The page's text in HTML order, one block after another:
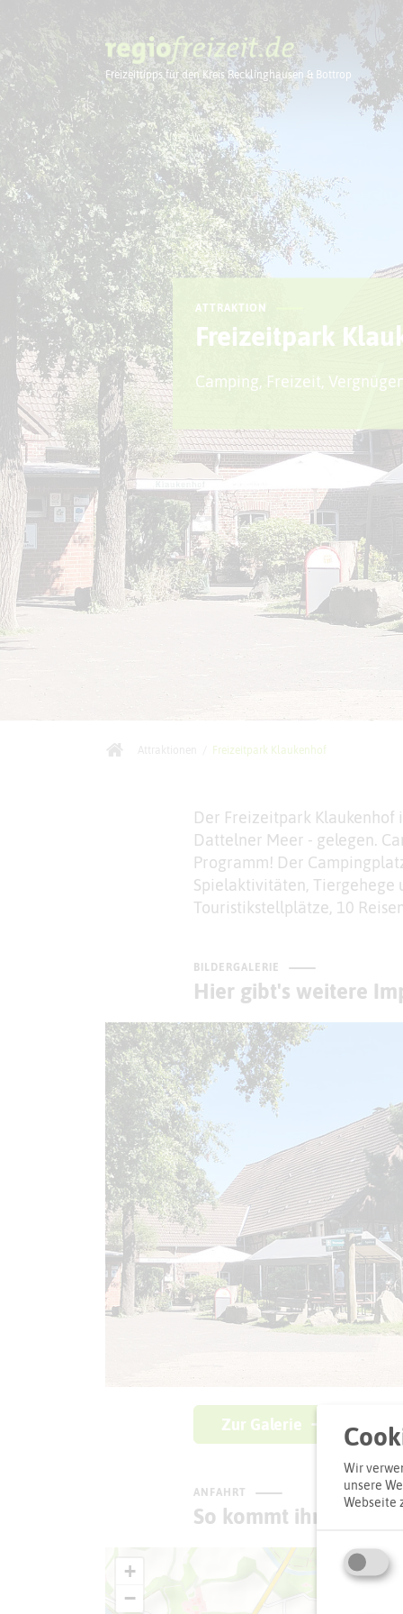
Freizeittipps für den Kreis Recklinghausen & Bottrop
Ausflugstipps
ATTRAKTION
Freizeitpark
Camping, Freizeit,
Freizeitpark Klaukenhof
Der Freizeitpark Klaukenhof
Dattelner Meer - gelegen.
Programm! Der
Spielaktivitäten, Tiergehege
Touristikstellplätze, 10
BILDERGALERIE
Hier gibt's weitere
Zur Galerie
ANFAHRT
So kommt ihr zum
+
−
Wir
unsere
Webseite